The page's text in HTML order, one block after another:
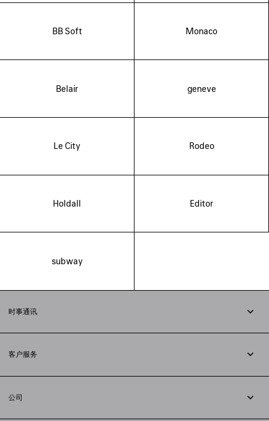
BB Soft Monaco
Belair geneve
Le City Rodeo
Holdall Editor
subway
时事通讯
客户服务
配送方式
公司